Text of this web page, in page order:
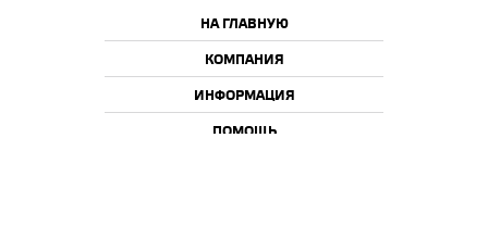
НА ГЛАВНУЮ
КОМПАНИЯ
ИНФОРМАЦИЯ
ПОМОЩЬ